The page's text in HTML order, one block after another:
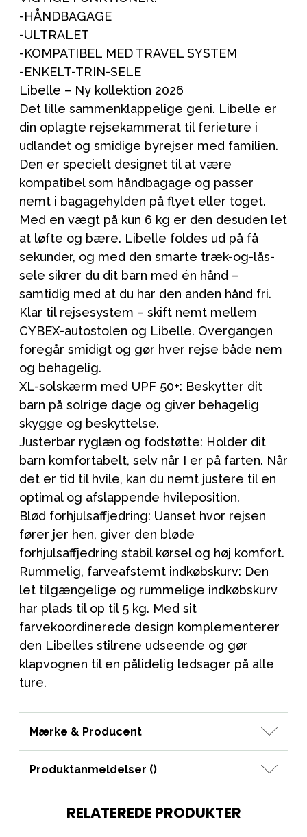
-HÅNDBAGAGE
-ULTRALET
-KOMPATIBEL MED TRAVEL SYSTEM
-ENKELT-TRIN-SELE
Libelle – Ny kollektion 2026
Det lille sammenklappelige geni. Libelle er
din oplagte rejsekammerat til ferieture i
udlandet og smidige byrejser med familien.
Den er specielt designet til at være
kompatibel som håndbagage og passer
nemt i bagagehylden på flyet eller toget.
Med en vægt på kun 6 kg er den desuden let
at løfte og bære. Libelle foldes ud på få
sekunder, og med den smarte træk-og-lås-
sele sikrer du dit barn med én hånd –
samtidig med at du har den anden hånd fri.
Klar til rejsesystem – skift nemt mellem
CYBEX-autostolen og Libelle. Overgangen
foregår smidigt og gør hver rejse både nem
og behagelig.
XL-solskærm med UPF 50+: Beskytter dit
barn på solrige dage og giver behagelig
skygge og beskyttelse.
Justerbar ryglæn og fodstøtte: Holder dit
barn komfortabelt, selv når I er på farten. Når
det er tid til hvile, kan du nemt justere til en
optimal og afslappende hvileposition.
Blød forhjulsaffjedring: Uanset hvor rejsen
fører jer hen, giver den bløde
forhjulsaffjedring stabil kørsel og høj komfort.
Rummelig, farveafstemt indkøbskurv: Den
let tilgængelige og rummelige indkøbskurv
har plads til op til 5 kg. Med sit
farvekoordinerede design komplementerer
den Libelles stilrene udseende og gør
klapvognen til en pålidelig ledsager på alle
ture.
Mærke & Producent
Produktanmeldelser ()
RELATEREDE PRODUKTER